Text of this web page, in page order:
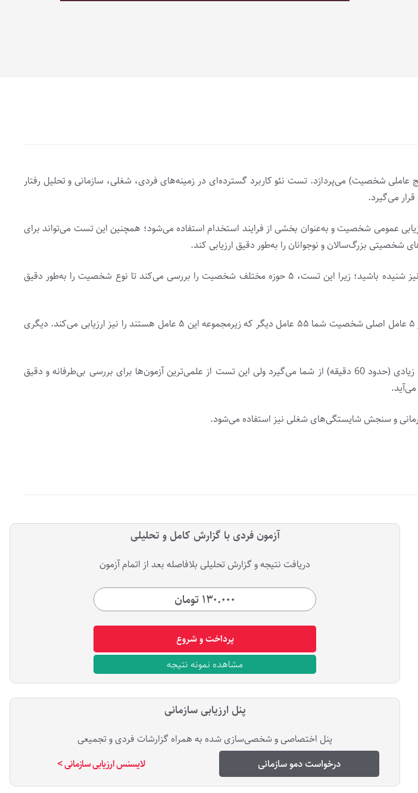
سنجش ۵ جنبه از شخصیت شما (مدل پنج عاملی شخصیت) می‌پردازد. تست نئو کاربرد گسترده‌ای در زمینه‌های فردی، شغلی، سازمانی و تحلیل رفتار
می‌گیرد.
عمومی شخصیت و به‌عنوان بخشی از فرایند استخدام استفاده می‌شود؛ همچنین این تست می‌تواند برای
شخصیتی بزرگ‌سالان و نوجوانان را به‌طور دقیق ارزیابی کند.
ممکن است نام مستعار این تست شخصیت شناسی یعنی «تست شخصیت شناسی ۵ عاملی» را نیز شنیده باشید؛ زیرا این تست، ۵ حوزه مختلف شخصیت را بررسی می‌کند تا نوع شخصیت را به‌طور دقیق
تست نئو در 2 مدل متفاوت وجود دارد. یکی NEO-PIR نامیده می‌شود و 240 سؤال دارد که علاوه‌بر ۵ عامل اصلی شخصیت شما ۵۵ عامل دیگر که زیرمجموعه این ۵ عامل هستند را نیز ارزیابی می‌کند. دیگری
مهم‌ترین مزیت تست نئو، اعتبار و دقت بالای نتایج است. انجام آزمون نئو و تحلیل نتایج آن، زمان زیادی (حدود 60 دقیقه) از شما می‌گیرد ولی این تست از علمی‌ترین آزمون‌ها برای بررسی بی‌طرفانه و دقیق
و سنجش شایستگی‌های شغلی نیز استفاده می‌شود.
آزمون فردی با گزارش کامل و تحلیلی
دریافت نتیجه‌ و گزارش تحلیلی بلافاصله بعد از اتمام آزمون
۱۳۰.۰۰۰ تومان
پرداخت و شروع
مشاهده نمونه نتیجه
پنل ارزیابی سازمانی
پنل اختصاصی و شخصی‌سازی شده به همراه گزارشات فردی و تجمیعی
درخواست دمو سازمانی
لایسنس ارزیابی سازمانی >